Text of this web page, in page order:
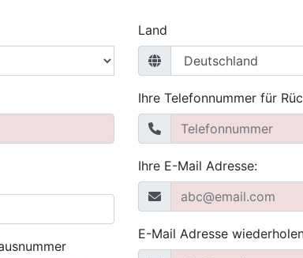
Land
Ihre Telefonnummer für
Ihre E-Mail Adresse:
E-Mail Adresse